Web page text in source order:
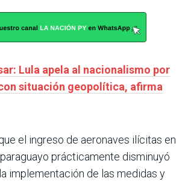
Lula apela al nacionalismo por
situación geopolítica, afirma
el ingreso de aeronaves ilícitas en
prácticamente disminuyó
implementación de las medidas y